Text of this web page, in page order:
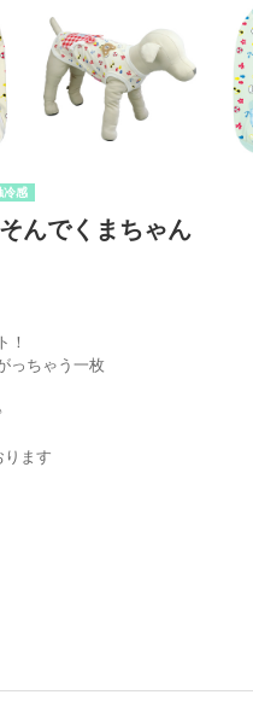
冷感
んでくまちゃん
！
っちゃう一枚
ります